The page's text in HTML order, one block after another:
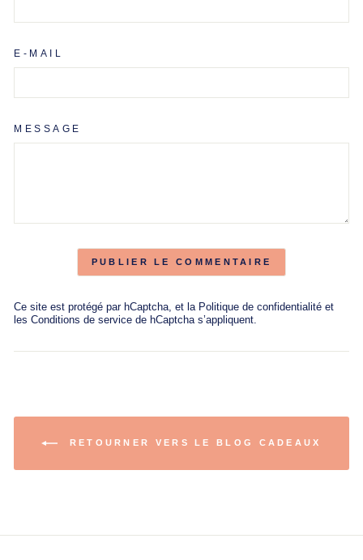
E-MAIL
MESSAGE
PUBLIER LE COMMENTAIRE
Ce site est protégé par hCaptcha, et la Politique de confidentialité et
les Conditions de service de hCaptcha s’appliquent.
RETOURNER VERS LE BLOG CADEAUX